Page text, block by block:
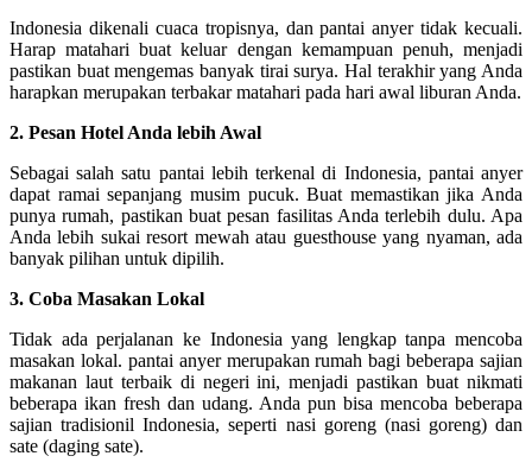
Indonesia dikenali cuaca tropisnya, dan pantai anyer tidak kecuali.
Harap matahari buat keluar dengan kemampuan penuh, menjadi
pastikan buat mengemas banyak tirai surya. Hal terakhir yang Anda
harapkan merupakan terbakar matahari pada hari awal liburan Anda.
2. Pesan Hotel Anda lebih Awal
Sebagai salah satu pantai lebih terkenal di Indonesia, pantai anyer
dapat ramai sepanjang musim pucuk. Buat memastikan jika Anda
punya rumah, pastikan buat pesan fasilitas Anda terlebih dulu. Apa
Anda lebih sukai resort mewah atau guesthouse yang nyaman, ada
banyak pilihan untuk dipilih.
3. Coba Masakan Lokal
Tidak ada perjalanan ke Indonesia yang lengkap tanpa mencoba
masakan lokal. pantai anyer merupakan rumah bagi beberapa sajian
makanan laut terbaik di negeri ini, menjadi pastikan buat nikmati
beberapa ikan fresh dan udang. Anda pun bisa mencoba beberapa
sajian tradisionil Indonesia, seperti nasi goreng (nasi goreng) dan
sate (daging sate).